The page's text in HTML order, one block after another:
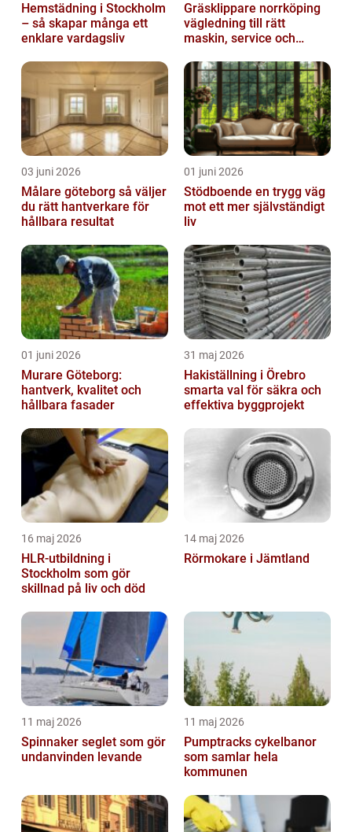
Hemstädning i Stockholm
– så skapar många ett
enklare vardagsliv
Gräsklippare norrköping
vägledning till rätt
maskin, service och
03 juni 2026
Målare göteborg så väljer
du rätt hantverkare för
hållbara resultat
01 juni 2026
Stödboende en trygg väg
mot ett mer självständigt
liv
01 juni 2026
Murare Göteborg:
hantverk, kvalitet och
hållbara fasader
31 maj 2026
Hakiställning i Örebro
smarta val för säkra och
effektiva byggprojekt
16 maj 2026
HLR-utbildning i
Stockholm som gör
skillnad på liv och död
14 maj 2026
Rörmokare i Jämtland
11 maj 2026
Spinnaker seglet som gör
undanvinden levande
11 maj 2026
Pumptracks cykelbanor
som samlar hela
kommunen